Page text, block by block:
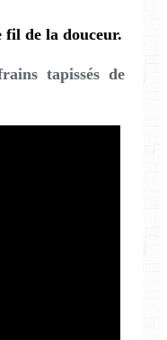
fil de la douceur.
tapissés de